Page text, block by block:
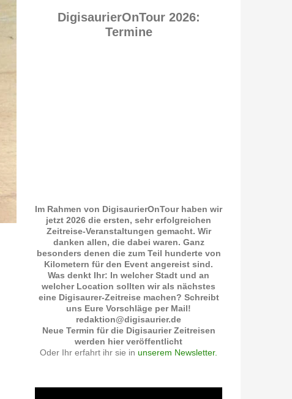
DigisaurierOnTour 2026:
Termine
Im Rahmen von DigisaurierOnTour haben wir
jetzt 2026 die ersten, sehr erfolgreichen
Zeitreise-Veranstaltungen gemacht. Wir
danken allen, die dabei waren. Ganz
besonders denen die zum Teil hunderte von
Kilometern für den Event angereist sind.
Was denkt Ihr: In welcher Stadt und an
welcher Location sollten wir als nächstes
eine Digisaurer-Zeitreise machen? Schreibt
uns Eure Vorschläge per Mail!
redaktion@digisaurier.de
Neue Termin für die Digisaurier Zeitreisen
werden hier veröffentlicht
Oder Ihr erfahrt ihr sie in unserem Newsletter.